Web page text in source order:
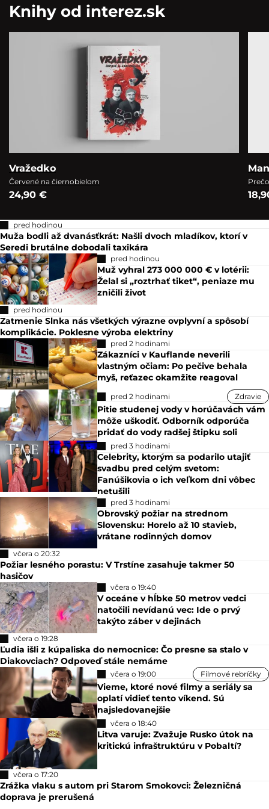
Knihy od interez.sk
Vražedko
Červené na čiernobielom
24,90 €
pred hodinou
Muža bodli až dvanásťkrát: Našli dvoch mladíkov, ktorí v
Seredi brutálne dobodali taxikára
pred hodinou
Muž vyhral 273 000 000 € v lotérii:
Želal si „roztrhať tiket“, peniaze mu
zničili život
pred hodinou
Zatmenie Slnka nás všetkých výrazne ovplyvní a spôsobí
komplikácie. Poklesne výroba elektriny
pred 2 hodinami
Zákazníci v Kauflande neverili
vlastným očiam: Po pečive behala
myš, reťazec okamžite reagoval
pred 2 hodinami Zdravie
Pitie studenej vody v horúčavách vám
môže uškodiť. Odborník odporúča
pridať do vody radšej štipku soli
pred 3 hodinami
Celebrity, ktorým sa podarilo utajiť
svadbu pred celým svetom:
Fanúšikovia o ich veľkom dni vôbec
netušili
pred 3 hodinami
Obrovský požiar na strednom
Slovensku: Horelo až 10 stavieb,
vrátane rodinných domov
včera o 20:32
Požiar lesného porastu: V Trstíne zasahuje takmer 50
hasičov
včera o 19:40
V oceáne v hĺbke 50 metrov vedci
natočili nevídanú vec: Ide o prvý
takýto záber v dejinách
včera o 19:28
Ľudia išli z kúpaliska do nemocnice: Čo presne sa stalo v
Diakovciach? Odpoveď stále nemáme
včera o 19:00 Filmové rebríčky
Vieme, ktoré nové filmy a seriály sa
oplatí vidieť tento víkend. Sú
najsledovanejšie
včera o 18:40
Litva varuje: Zvažuje Rusko útok na
kritickú infraštruktúru v Pobaltí?
včera o 17:20
Zrážka vlaku s autom pri Starom Smokovci: Železničná
doprava je prerušená